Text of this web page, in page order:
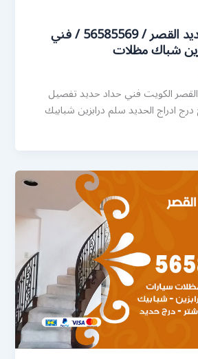
رقم حداد درج حديد القصر / 56585569 / فني
شباك مظلات
الكويت فني حداد حديد تفصيل
ادراج الحديد سلم درابزين شبابيك